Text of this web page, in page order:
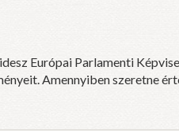
Európai Parlamenti
Amennyiben szeretne